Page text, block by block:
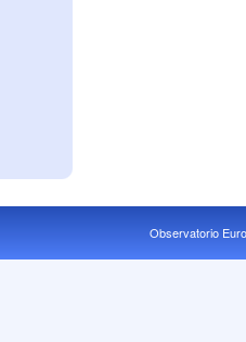
Observatorio